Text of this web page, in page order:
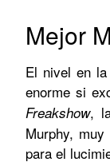
Mejor
El nivel en
enorme si
Freakshow,
Murphy,
para el